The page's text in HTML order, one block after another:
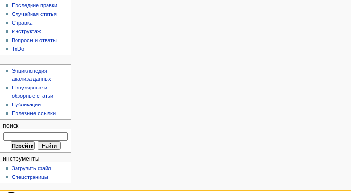
Последние правки
Случайная статья
Справка
Инструктаж
Вопросы и ответы
ToDo
Энциклопедия
анализа данных
Популярные и
обзорные статьи
Публикации
Полезные ссылки
поиск
инструменты
Загрузить файл
Спецстраницы